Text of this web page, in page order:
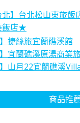
北】台北松山東旅
飯店★
】捷絲旅宜蘭礁溪館
】宜蘭礁溪原湯商業
】山月22宜蘭礁溪
商品推